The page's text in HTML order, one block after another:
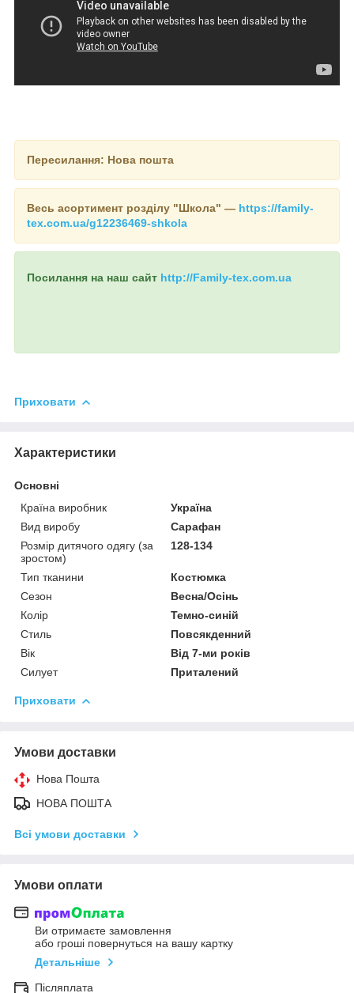
Пересилання: Нова пошта
Весь асортимент розділу "Школа" — https://family-
tex.com.ua/g12236469-shkola
Посилання на наш сайт http://Family-tex.com.ua
Приховати
Характеристики
Основні
Країна виробник
Україна
Вид виробу
Сарафан
Розмір дитячого одягу (за
зростом)
128-134
Тип тканини
Костюмка
Сезон
Весна/Осінь
Колір
Темно-синій
Стиль
Повсякденний
Вік
Від 7-ми років
Силует
Приталений
Приховати
Умови доставки
Нова Пошта
НОВА ПОШТА
Всі умови доставки
Умови оплати
Ви отримаєте замовлення
або гроші повернуться на вашу картку
Детальніше
Післяплата